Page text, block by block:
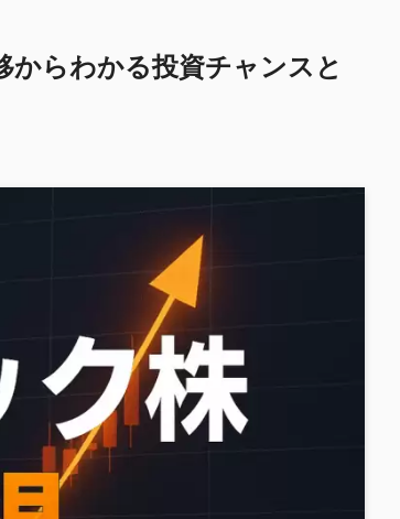
からわかる投資チャンスと